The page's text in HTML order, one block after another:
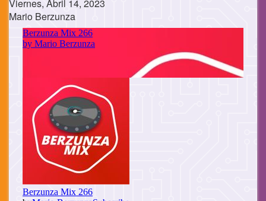
Viernes, Abril 14, 2023
Mario Berzunza
Cuerpo